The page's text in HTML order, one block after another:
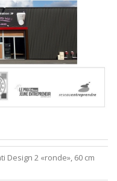
Design 2 «ronde», 60 cm